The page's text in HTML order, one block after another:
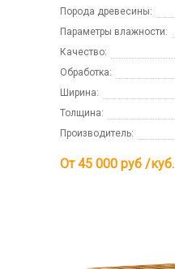
Порода древесины:
Параметры влажности:
Качество:
Обработка:
Ширина:
Толщина:
Производитель:
От 45 000 руб /куб.